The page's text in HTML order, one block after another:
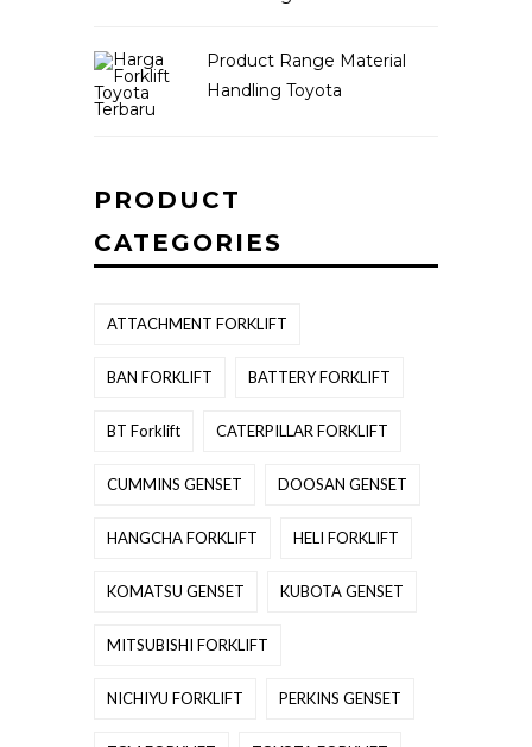
Product Range Material
Handling Toyota
PRODUCT
CATEGORIES
ATTACHMENT FORKLIFT
BAN FORKLIFT BATTERY FORKLIFT
BT Forklift CATERPILLAR FORKLIFT
CUMMINS GENSET DOOSAN GENSET
HANGCHA FORKLIFT HELI FORKLIFT
KOMATSU GENSET KUBOTA GENSET
MITSUBISHI FORKLIFT
NICHIYU FORKLIFT PERKINS GENSET